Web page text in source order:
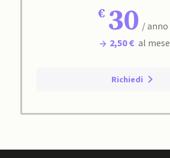
30 / anno
2,50 € al mese
Richiedi